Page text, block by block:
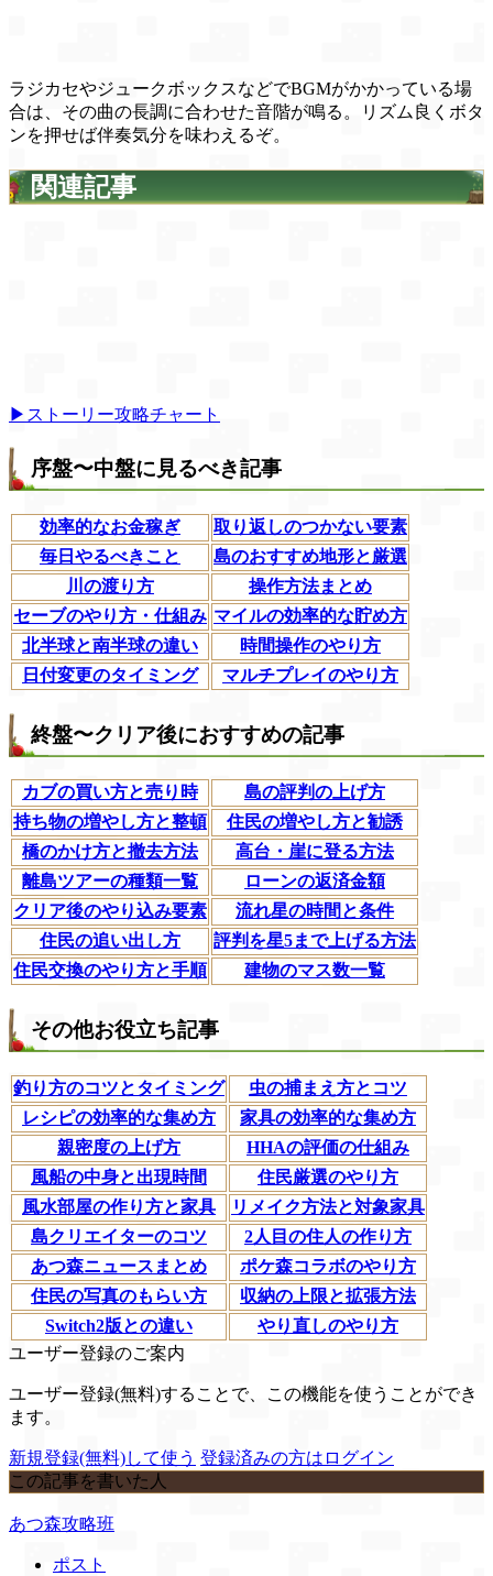
ラジカセやジュークボックスなどでBGMがかかっている場
合は、その曲の長調に合わせた音階が鳴る。リズム良くボタ
ンを押せば伴奏気分を味わえるぞ。
関連記事
▶ストーリー攻略チャート
序盤〜中盤に見るべき記事
効率的なお金稼ぎ
取り返しのつかない要素
毎日やるべきこと
島のおすすめ地形と厳選
川の渡り方
操作方法まとめ
セーブのやり方・仕組み マイルの効率的な貯め方
北半球と南半球の違い
時間操作のやり方
日付変更のタイミング
マルチプレイのやり方
終盤〜クリア後におすすめの記事
カブの買い方と売り時
島の評判の上げ方
持ち物の増やし方と整頓
住民の増やし方と勧誘
橋のかけ方と撤去方法
高台・崖に登る方法
離島ツアーの種類一覧
ローンの返済金額
クリア後のやり込み要素
流れ星の時間と条件
住民の追い出し方
評判を星5まで上げる方法
住民交換のやり方と手順
建物のマス数一覧
その他お役立ち記事
釣り方のコツとタイミング
虫の捕まえ方とコツ
レシピの効率的な集め方
家具の効率的な集め方
親密度の上げ方
HHAの評価の仕組み
風船の中身と出現時間
住民厳選のやり方
風水部屋の作り方と家具
リメイク方法と対象家具
島クリエイターのコツ
2人目の住人の作り方
あつ森ニュースまとめ
ポケ森コラボのやり方
住民の写真のもらい方
収納の上限と拡張方法
Switch2版との違い
やり直しのやり方
ユーザー登録のご案内
ユーザー登録(無料)することで、この機能を使うことができ
ます。
新規登録(無料)して使う 登録済みの方はログイン
この記事を書いた人
あつ森攻略班
ポスト